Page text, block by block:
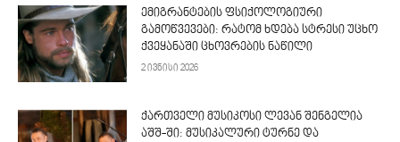
ემიგრანტების ფსიქოლოგიური
გამოწვევები: რატომ ხდება სტრესი უცხო
ქვეყანაში ცხოვრების ნაწილი
2 ივნისი 2026
ქართველი მუსიკოსი ლევან შენგელია
აშშ-ში: მუსიკალური ტურნე და